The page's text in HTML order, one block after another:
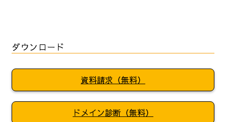
ダウンロード
資料請求（無料）
ドメイン診断（無料）